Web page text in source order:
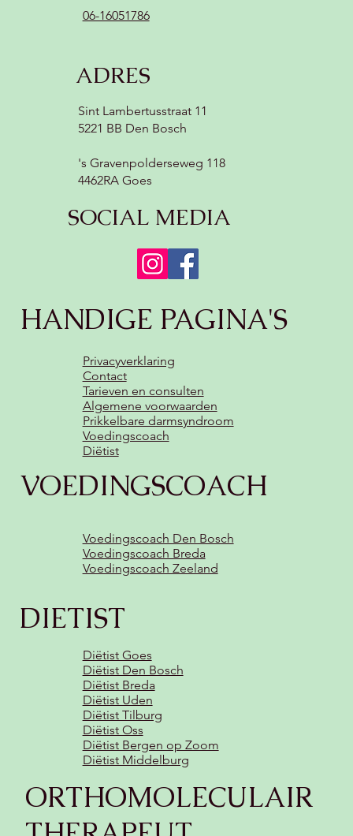
HANDIGE PAGINA'S
06-16051786
SOCIAL MEDIA
Privacyverklaring
Contact
Tarieven en consulten
Algemene voorwaarden
Prikkelbare darmsyndroom
Voedingscoach
Diëtist
ADRES
Sint Lambertusstraat 11
5221 BB Den Bosch
's Gravenpolderseweg 118
4462RA Goes
DIETIST
Diëtist Goes
Diëtist Den Bosch
Diëtist Breda
Diëtist Uden
Diëtist Tilburg
Diëtist Oss
Diëtist Bergen op Zoom
Diëtist Middelburg
VOEDINGSCOACH
Voedingscoach Den Bosch
Voedingscoach Breda
Voedingscoach Zeeland
ORTHOMOLECULAIR